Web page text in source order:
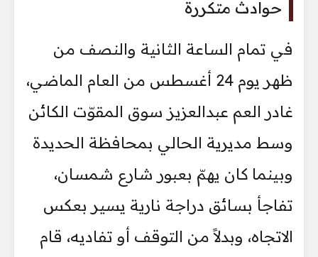
حوادث متكررة
في تمام الساعة الثانية والنصف من
ظهر يوم 24 أغسطس من العام الماضي،
غادر العم عبدالعزيز سوق المقوّت الكائن
وسط مديرية الحالي بمحافظة الحديدة
وبينما كان يهمّ بعبور شارع شمسان،
تفاجأ بسائق دراجة نارية يسير بعكس
الاتجاه، وبدلاً من التوقف أو تفاديه، قام